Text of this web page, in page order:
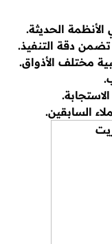
الحديثة.
دقة التنفيذ.
مختلف الأذواق.
السابقين.